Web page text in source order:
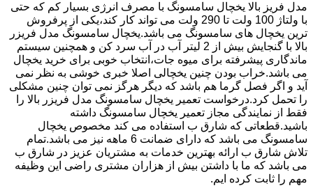
مدل فریز بالا یخچال سامسونگ با مصرف انرژی بسیار کم که حتی
با ولتاژ 100 ولت تا 290 ولت می تواند کار کند،یکی از پرفروش
ترین یخچال های سامسونگ می باشد.یخچال سامسونگ مدل فریزر
بالا با گنجایش بیش از 2 لیتر آب در آب سرد کن و همچنین سیستم
ماندگاری پیشرفته برای میوه جات،انتخاب خوبی برای خرید یخچال
می باشد.خراب بودن چنین یخچالی اصلا خبری خوشی به نظر نمی
آید و اگر فصل گرما هم باشد که دیگر هرگز نمی توان چنین مشکلی
را تحمل کرد.درخواست تعمیر یخچال سامسونگ مدل فریزر بالا را
فقط از نمایندگی مجاز تعمیر یخچال سامسونگ داشته
باشید.قطعاتی که شارق ب استفاده می کند مخصوص یخچال
سامسونگ می باشد که دارای ضمانت 6 ماهه نیز می باشد.تمام
تلاش شارق ب ارائه بهترین خدمات به مشتریان عزیز در شارق ب
می باشد که ما با داشتن بیش از هزاران مشتری راضی این وظیفه
مهم را ثابت کرده ایم.